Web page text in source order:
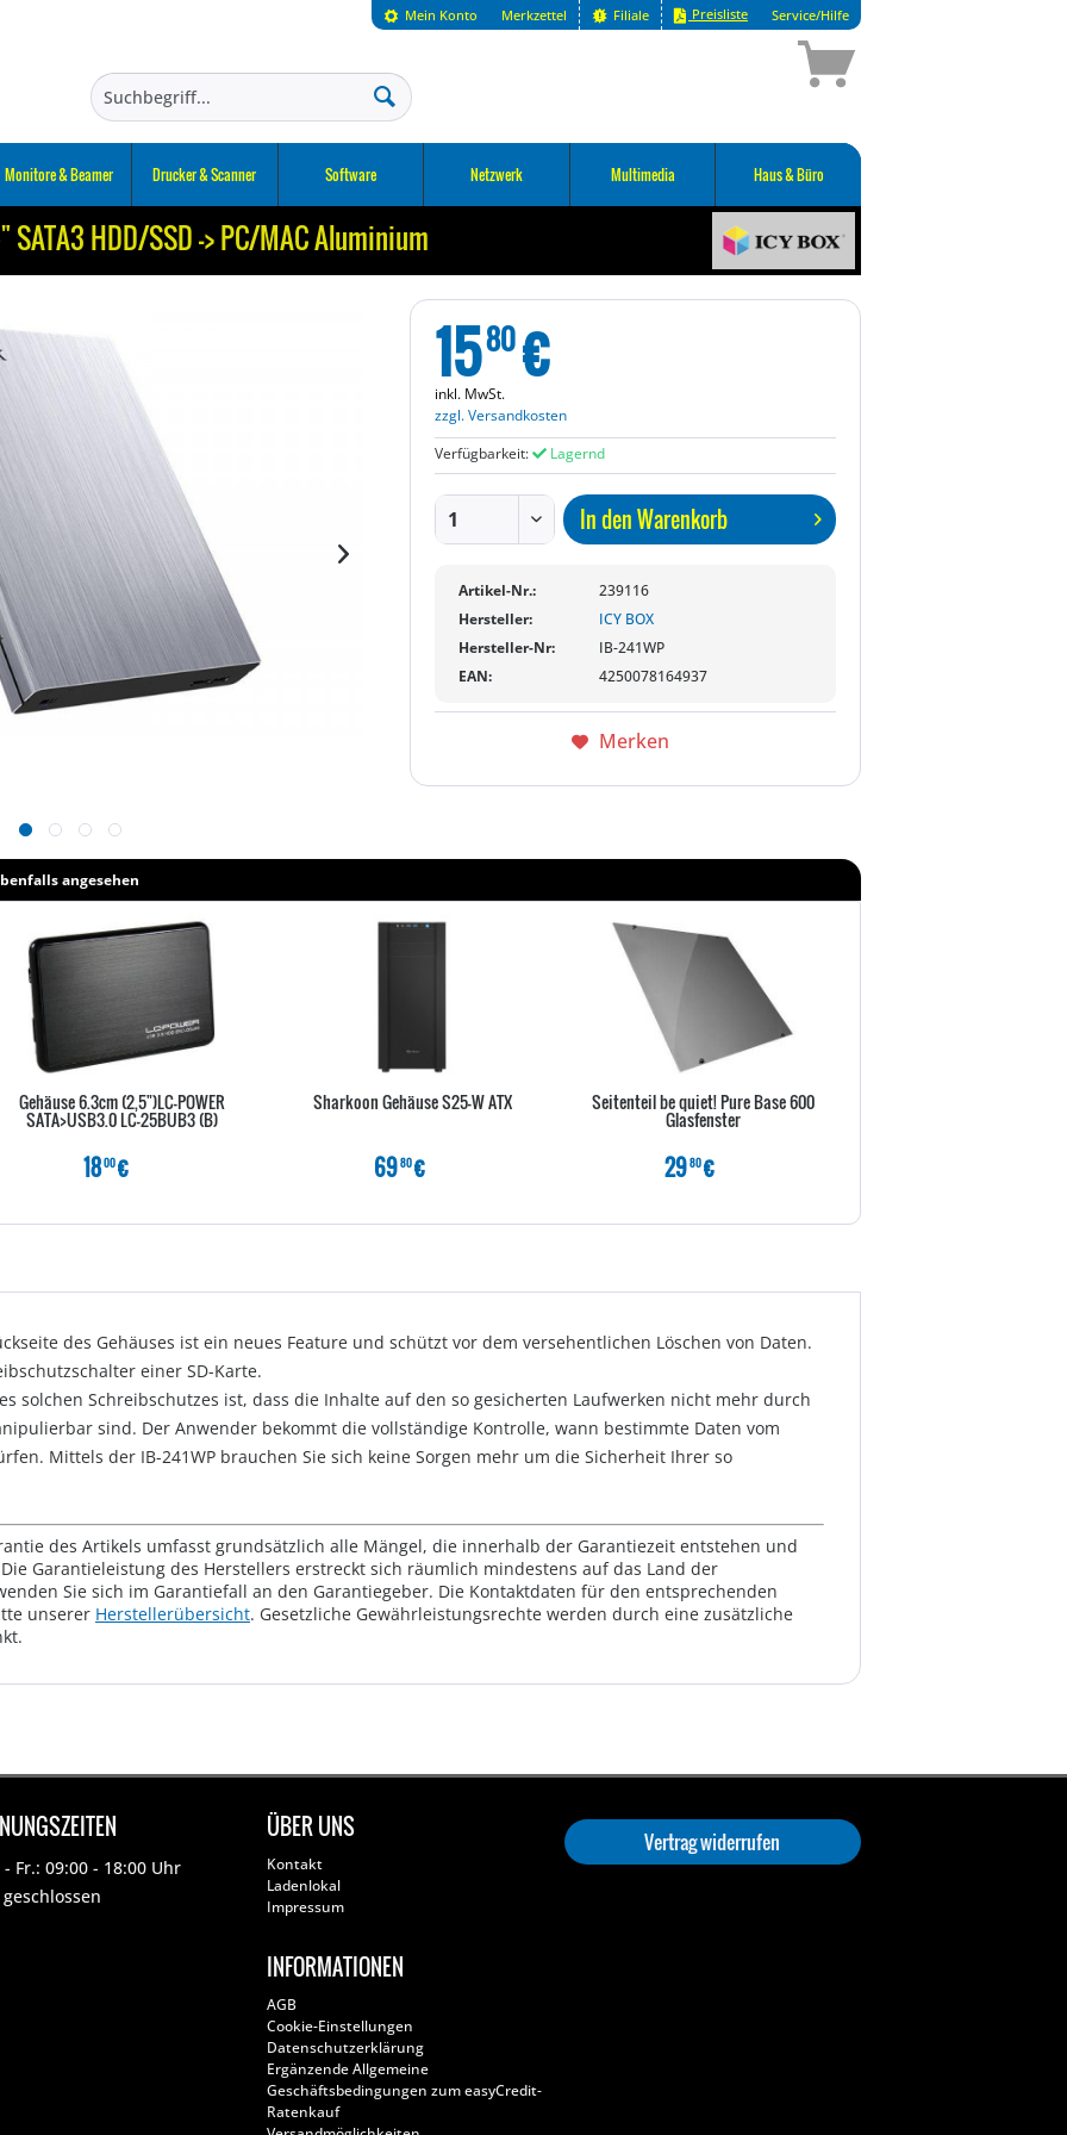
Mein Konto Merkzettel Filiale Preisliste Service/Hilfe
Monitore & Beamer Drucker & Scanner Software Netzwerk Multimedia Haus & Büro
HDD/SSD -> PC/MAC Aluminium
1580€
inkl. MwSt.
zzgl. Versandkosten
Verfügbarkeit:
Lagernd
In denWarenkorb
Artikel-Nr.:
239116
Hersteller:
ICY BOX
Hersteller-Nr:
IB-241WP
EAN:
4250078164937
Merken
angesehen
Gehäuse 6.3cm (2,5")LC-POWER
SATA>USB3.0 LC-25BUB3 (B)
1800€
Sharkoon Gehäuse S25-W ATX
6980€
Seitenteil be quiet! Pure Base 600
Glasfenster
2980€
des Gehäuses ist ein neues Feature und schützt vor dem versehentlichen Löschen von Daten.
einer SD-Karte.
solchen Schreibschutzes ist, dass die Inhalte auf den so gesicherten Laufwerken nicht mehr durch
sind. Der Anwender bekommt die vollständige Kontrolle, wann bestimmte Daten vom
Mittels der IB-241WP brauchen Sie sich keine Sorgen mehr um die Sicherheit Ihrer so
des Artikels umfasst grundsätzlich alle Mängel, die innerhalb der Garantiezeit entstehen und
Garantieleistung des Herstellers erstreckt sich räumlich mindestens auf das Land der
Sie sich im Garantiefall an den Garantiegeber. Die Kontaktdaten für den entsprechenden
unserer Herstellerübersicht. Gesetzliche Gewährleistungsrechte werden durch eine zusätzliche
Fr.: 09:00 - 18:00 Uhr
geschlossen
ÜBER UNS
Kontakt
Ladenlokal
Impressum
INFORMATIONEN
AGB
Cookie-Einstellungen
Datenschutzerklärung
Ergänzende Allgemeine
Geschäftsbedingungen zum easyCredit-
Ratenkauf
Vertrag widerrufen